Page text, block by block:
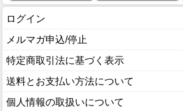
ログイン
メルマガ申込/停止
特定商取引法に基づく表示
送料とお支払い方法について
個人情報の取扱いについて